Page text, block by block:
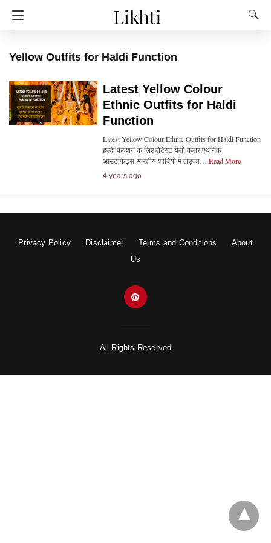
Yellow Outfits for Haldi Function
Latest Yellow Colour
Ethnic Outfits for Haldi
Function
Latest Yellow Colour Ethnic Outfits for Haldi Function
हल्दी फंक्शन के लिए लेटेस्ट येलो कलर एथनिक
आउटफिट्स भारतीय शादियों में लड़का… Read More
4 years ago
Privacy Policy Disclaimer Terms and Conditions
About
Us
All Rights Reserved